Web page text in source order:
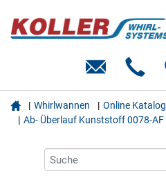
 Whirlwannen Online Katalog
Ab- Überlauf Kunststoff 0078-AF